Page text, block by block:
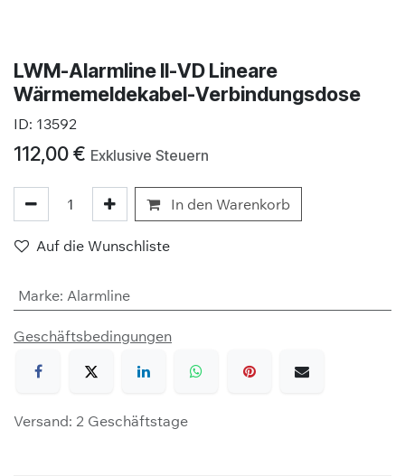
LWM-Alarmline II-VD Lineare
Wärmemeldekabel-Verbindungsdose
ID: 13592
112,00€ Exklusive Steuern
In den Warenkorb
Auf die Wunschliste
Marke: Alarmline
Geschäftsbedingungen
Versand: 2 Geschäftstage